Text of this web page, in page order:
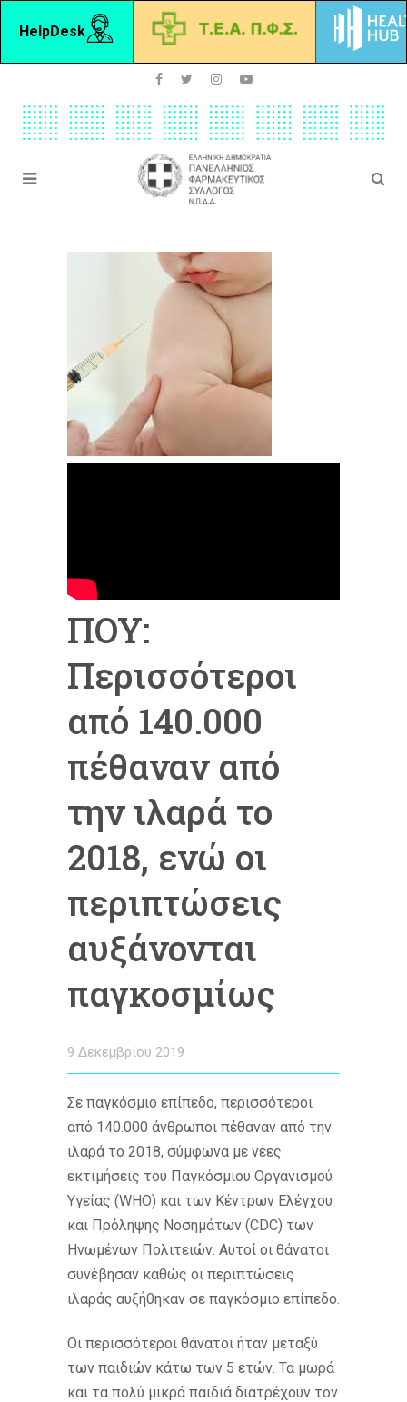
HelpDesk
ΠΟΥ:
Περισσότεροι
από 140.000
πέθαναν από
την ιλαρά το
2018, ενώ οι
περιπτώσεις
αυξάνονται
παγκοσμίως
9 Δεκεμβρίου 2019
Σε παγκόσμιο επίπεδο, περισσότεροι
από 140.000 άνθρωποι πέθαναν από την
ιλαρά το 2018, σύμφωνα με νέες
εκτιμήσεις του Παγκόσμιου Οργανισμού
Υγείας (WHO) και των Κέντρων Ελέγχου
και Πρόληψης Νοσημάτων (CDC) των
Ηνωμένων Πολιτειών. Αυτοί οι θάνατοι
συνέβησαν καθώς οι περιπτώσεις
ιλαράς αυξήθηκαν σε παγκόσμιο επίπεδο.
Οι περισσότεροι θάνατοι ήταν μεταξύ
των παιδιών κάτω των 5 ετών. Τα μωρά
και τα πολύ μικρά παιδιά διατρέχουν τον